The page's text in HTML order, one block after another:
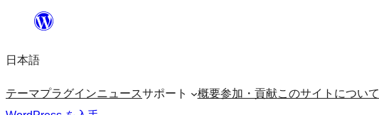
を
日本語
テーマプラグインニュースサポート 概要参加・貢献このサイトについて